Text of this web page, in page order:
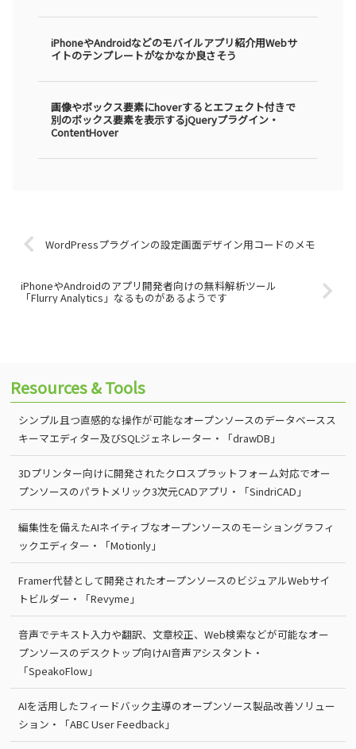
iPhoneやAndroidなどのモバイルアプリ紹介用Webサ
イトのテンプレートがなかなか良さそう
画像やボックス要素にhoverするとエフェクト付きで
別のボックス要素を表示するjQueryプラグイン・
ContentHover
WordPressプラグインの設定画面デザイン用コードのメモ
iPhoneやAndroidのアプリ開発者向けの無料解析ツール
「Flurry Analytics」なるものがあるようです
Resources & Tools
シンプル且つ直感的な操作が可能なオープンソースのデータベースス
キーマエディター及びSQLジェネレーター・「drawDB」
3Dプリンター向けに開発されたクロスプラットフォーム対応でオー
プンソースのパラトメリック3次元CADアプリ・「SindriCAD」
編集性を備えたAIネイティブなオープンソースのモーショングラフィ
ックエディター・「Motionly」
Framer代替として開発されたオープンソースのビジュアルWebサイ
トビルダー・「Revyme」
音声でテキスト入力や翻訳、文章校正、Web検索などが可能なオー
プンソースのデスクトップ向けAI音声アシスタント・
「SpeakoFlow」
AIを活用したフィードバック主導のオープンソース製品改善ソリュー
ション・「ABC User Feedback」